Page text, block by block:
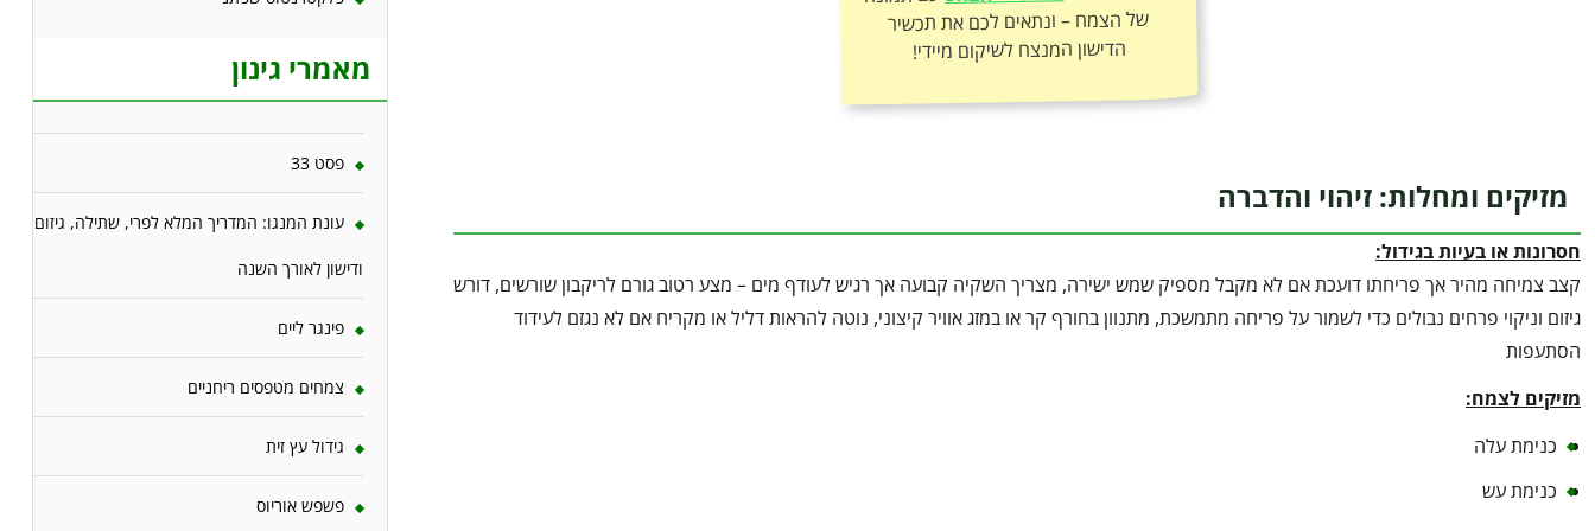
הדישון המנצח לשיקום מיידי!
מזיקים ומחלות: זיהוי והדברה
חסרונות או בעיות בגידול:
קצב צמיחה מהיר אך פריחתו דועכת אם לא מקבל מספיק שמש ישירה, מצריך השקיה קבועה אך רגיש לעודף מים – מצע רטוב גורם לריקבון שורשים, דורש
גיזום וניקוי פרחים נבולים כדי לשמור על פריחה מתמשכת, מתנוון בחורף קר או במזג אוויר קיצוני, נוטה להראות דליל או מקריח אם לא נגזם לעידוד
הסתעפות
מזיקים לצמח:
כנימת עלה
כנימת עש
מאמרי גינון
פסט 33
עונת המנגו: המדריך המלא לפרי, שתילה, גיזום
ודישון לאורך השנה
פינגר ליים
צמחים מטפסים ריחניים
גידול עץ זית
פשפש אוריוס